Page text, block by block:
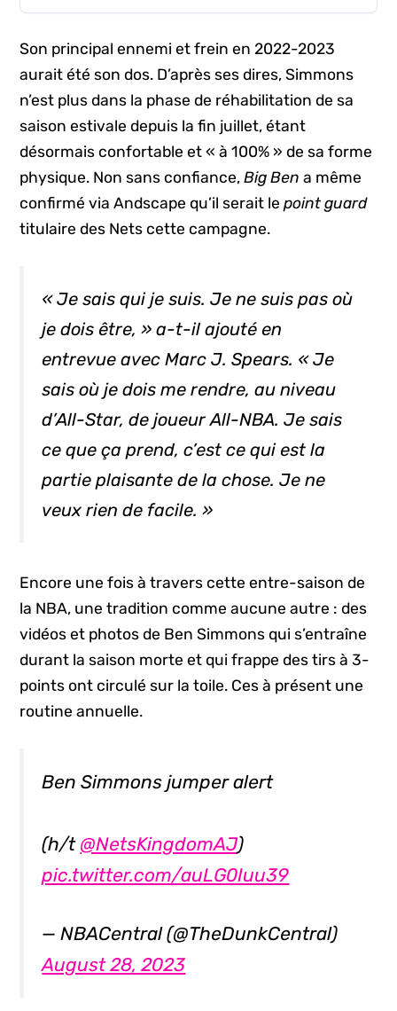
Son principal ennemi et frein en 2022-2023
aurait été son dos. D’après ses dires, Simmons
n’est plus dans la phase de réhabilitation de sa
saison estivale depuis la fin juillet, étant
désormais confortable et « à 100% » de sa forme
physique. Non sans confiance,Big Ben a même
confirmé via Andscape qu’il serait lepoint guard
titulaire des Nets cette campagne.
« Je sais qui je suis. Je ne suis pas où
je dois être, » a-t-il ajouté en
entrevue avec Marc J. Spears. « Je
sais où je dois me rendre, au niveau
d’All-Star, de joueurAll-NBA. Je sais
ce que ça prend, c’est ce qui est la
partie plaisante de la chose. Je ne
veux rien de facile. »
Encore une fois à travers cette entre-saison de
la NBA, une tradition comme aucune autre : des
vidéos et photos de Ben Simmons qui s’entraîne
durant la saison morte et qui frappe des tirs à 3-
points ont circulé sur la toile. Ces à présent une
routine annuelle.
Ben Simmons jumper alert
(h/t @NetsKingdomAJ)
pic.twitter.com/auLG0Iuu39
— NBACentral (@TheDunkCentral)
August 28, 2023